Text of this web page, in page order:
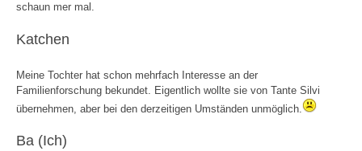
schaun mer mal.
Katchen
Meine Tochter hat schon mehrfach Interesse an der
Familienforschung bekundet. Eigentlich wollte sie von Tante Silvi
übernehmen, aber bei den derzeitigen Umständen unmöglich.
Ba (Ich)